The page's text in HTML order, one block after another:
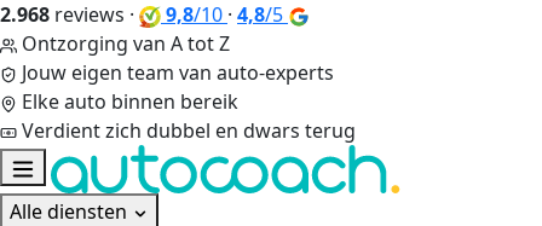
2.968 reviews · 9,8/10 · 4,8/5
Ontzorging van A tot Z
Jouw eigen team van auto-experts
Elke auto binnen bereik
Verdient zich dubbel en dwars terug
Alle diensten